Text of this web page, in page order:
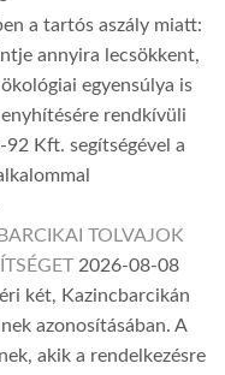
a tartós aszály miatt:
annyira lecsökkent,
egyensúlya is
rendkívüli
Kft. segítségével a
TOLVAJOK
2026-08-08
két, Kazincbarcikán
azonosításában. A
akik a rendelkezésre